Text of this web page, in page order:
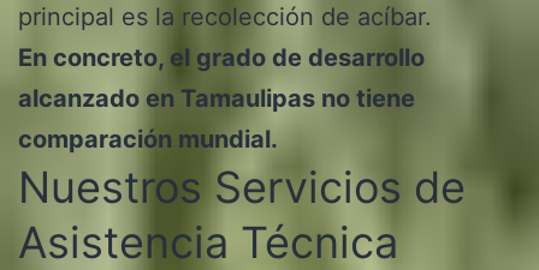
principal es la recolección de acíbar.
En concreto, el grado de desarrollo
alcanzado en Tamaulipas no tiene
comparación mundial.
Nuestros Servicios de
Asistencia Técnica